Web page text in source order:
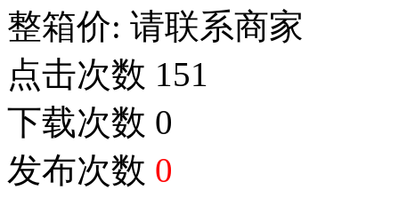
整箱价: 请联系商家
点击次数 151
下载次数 0
发布次数 0